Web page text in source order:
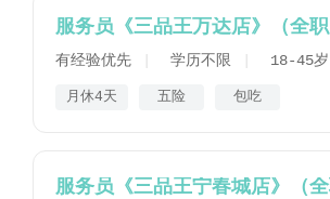
服务员《三品王万达店》（全职
有经验优先 学历不限 18-45岁
月休4天 五险 包吃
服务员《三品王宁春城店》（全